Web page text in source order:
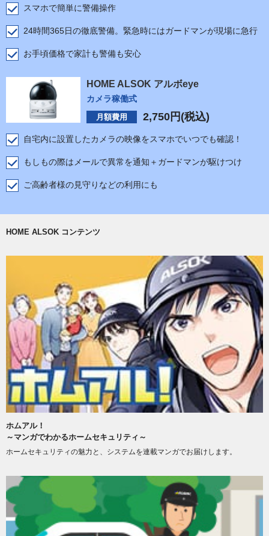
スマホで簡単に警備操作
24時間365日の徹底警備。緊急時にはガードマンが現場に急行
お手頃価格で家計も警備も安心
HOME ALSOK アルボeye
カメラ稼働式
月額費用 2,750 円(税込)
自宅内に設置したカメラの映像をスマホでいつでも確認！
もしもの際はメールで異常を通知＋ガードマンが駆けつけ
ご高齢者様の見守りなどの利用にも
HOME ALSOK コンテンツ
ホムアル！
～マンガでわかるホームセキュリティ～
ホームセキュリティの魅力と、システムを連載マンガでお届けします。